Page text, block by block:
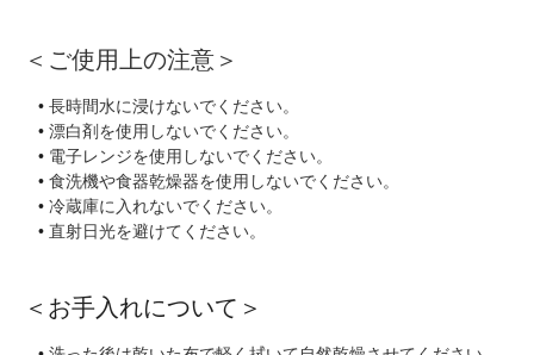
＜ご使用上の注意＞
長時間水に浸けないでください。
漂白剤を使用しないでください。
電子レンジを使用しないでください。
食洗機や食器乾燥器を使用しないでください。
冷蔵庫に入れないでください。
直射日光を避けてください。
＜お手入れについて＞